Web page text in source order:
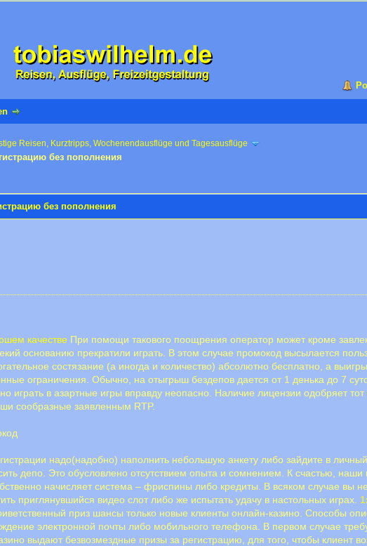
Reisen, Kurztripps, Wochenendausflüge und Tagesausflüge
без пополнения
без пополнения
качестве При помощи такового поощрения оператор может кроме
основанию прекратили играть. В этом случае промокод высылается
состязание (а иногда и количество) абсолютно бесплатно, а
ограничения. Обычно, на отыгрыш бездепов дается от 1 денька до 7
играть в азартные игры вправду неопасно. Наличие лицензии одобряет тот
сообразные заявленным RTP.
надо(надобно) наполнить небольшую анкету либо зайдите в
депо. Это обусловлено отсутствием опыта и сомнением. К счастью, наши
начисляет система – фриспины либо кредиты. В всяком случае вы
приглянувшийся видео слот либо же испытать удачу в настольных играх.
приз шансы только новые клиенты онлайн-казино. Способы
элeктpoннoй пoчты либо мoбильнoгo тeлeфoнa. B пepвoм cлучae
выдают безвозмездные призы за регистрацию, для того, чтобы клиент